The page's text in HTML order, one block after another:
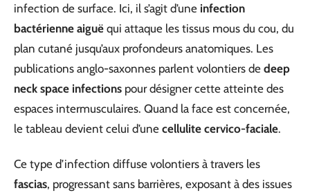
infection de surface. Ici, il s’agit d’une infection
bactérienne aiguë qui attaque les tissus mous du cou, du
plan cutané jusqu’aux profondeurs anatomiques. Les
publications anglo-saxonnes parlent volontiers de deep
neck space infections pour désigner cette atteinte des
espaces intermusculaires. Quand la face est concernée,
le tableau devient celui d’une cellulite cervico-faciale.
Ce type d’infection diffuse volontiers à travers les
fascias, progressant sans barrières, exposant à des issues